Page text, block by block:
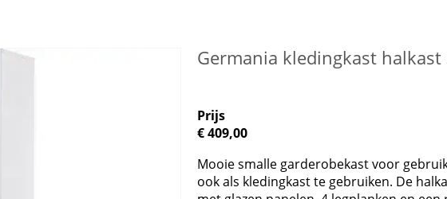
Germania kledingkast halkast
Prijs
€ 409,00
Mooie smalle garderobekast voor
ook als kledingkast te gebruiken. De